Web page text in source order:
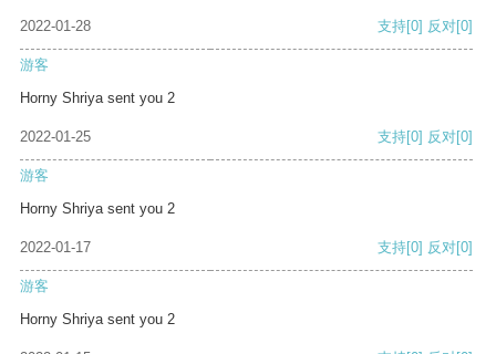
2022-01-28 支持[0] 反对[0]
游客
Horny Shriya sent you 2
2022-01-25 支持[0] 反对[0]
游客
Horny Shriya sent you 2
2022-01-17 支持[0] 反对[0]
游客
Horny Shriya sent you 2